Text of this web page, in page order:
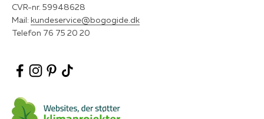
CVR-nr. 59948628
Mail: kundeservice@bogogide.dk
Telefon 76 75 20 20